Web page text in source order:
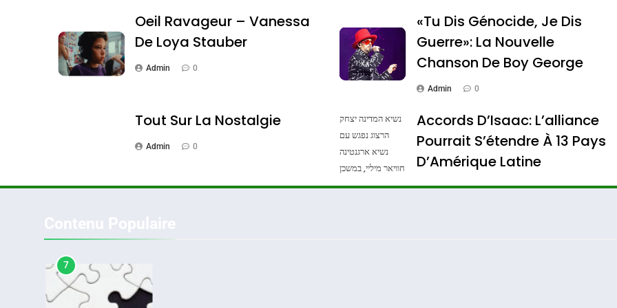
Oeil Ravageur – Vanessa
De Loya Stauber
Admin 0
«Tu Dis Génocide, Je Dis
Guerre»: La Nouvelle
Chanson De Boy George
Admin 0
Tout Sur La Nostalgie
Admin 0
נשיא המדינה יצחק
הרצוג נפגש עם
נשיא ארגנטינה
חוויאר מיליי, במשכן
הנשיא בירושלים.
Accords D’Isaac: L’alliance
Pourrait S’étendre À 13 Pays
D’Amérique Latine
Admin 0
6
FIÈRE, DIGNE ET RÉSILIENTE : POURQUOI JE REVENDIQUE MA JUDAÏTE Par
Dvir